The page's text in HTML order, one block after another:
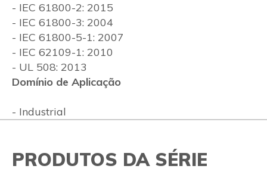
- IEC 61800-2: 2015
- IEC 61800-3: 2004
- IEC 61800-5-1: 2007
- IEC 62109-1: 2010
- UL 508: 2013
Domínio de Aplicação
- Industrial
PRODUTOS DA SÉRIE